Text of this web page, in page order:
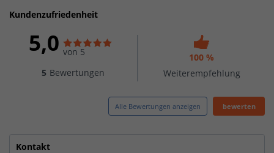
Kundenzufriedenheit
5,0 von 5
5 Bewertungen
100 %
Weiterempfehlung
Alle Bewertungen anzeigen bewerten
Kontakt